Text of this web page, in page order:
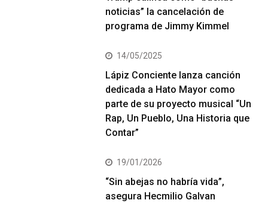
noticias” la cancelación de
programa de Jimmy Kimmel
14/05/2025
Lápiz Conciente lanza canción
dedicada a Hato Mayor como
parte de su proyecto musical “Un
Rap, Un Pueblo, Una Historia que
Contar”
19/01/2026
“Sin abejas no habría vida”,
asegura Hecmilio Galvan